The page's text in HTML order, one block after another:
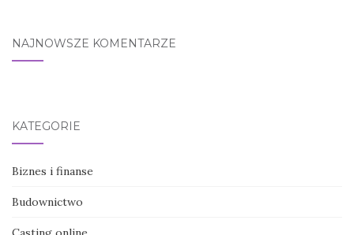
NAJNOWSZE KOMENTARZE
KATEGORIE
Biznes i finanse
Budownictwo